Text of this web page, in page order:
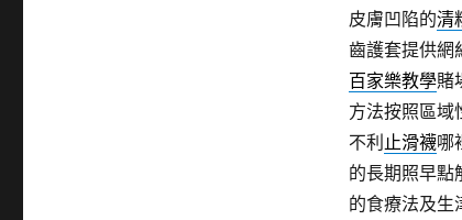
皮膚凹陷的清
齒護套提供網
百家樂教學賭
方法按照區域
不利 止滑襪哪
的長期照早點
的食療法及生